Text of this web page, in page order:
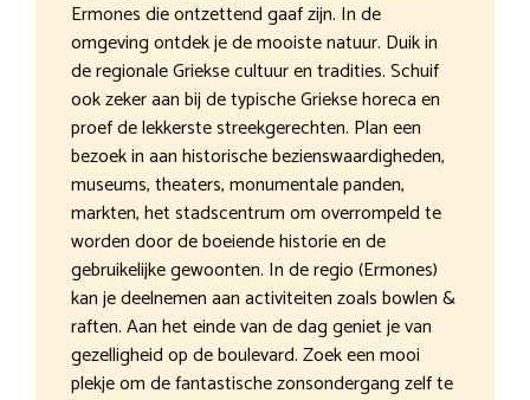
Ermones die ontzettend gaaf zijn. In de
omgeving ontdek je de mooiste natuur. Duik in
de regionale Griekse cultuur en tradities. Schuif
ook zeker aan bij de typische Griekse horeca en
proef de lekkerste streekgerechten. Plan een
bezoek in aan historische bezienswaardigheden,
museums, theaters, monumentale panden,
markten, het stadscentrum om overrompeld te
worden door de boeiende historie en de
gebruikelijke gewoonten. In de regio (Ermones)
kan je deelnemen aan activiteiten zoals bowlen &
raften. Aan het einde van de dag geniet je van
gezelligheid op de boulevard. Zoek een mooi
plekje om de fantastische zonsondergang zelf te